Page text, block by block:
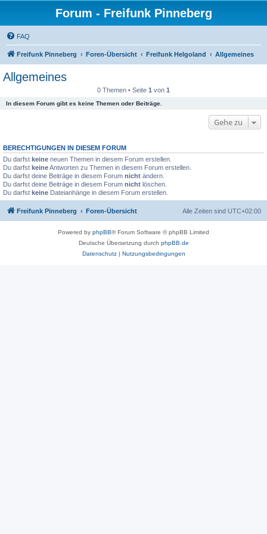
Forum - Freifunk Pinneberg
FAQ
Freifunk Pinneberg Foren-Übersicht Freifunk Helgoland Allgemeines
Allgemeines
0 Themen • Seite 1 von 1
In diesem Forum gibt es keine Themen oder Beiträge.
Gehe zu
BERECHTIGUNGEN IN DIESEM FORUM
Du darfst keine neuen Themen in diesem Forum erstellen.
Du darfst keineAntworten zu Themen in diesem Forum erstellen.
Du darfst deine Beiträge in diesem Forum nicht ändern.
Du darfst deine Beiträge in diesem Forum nicht löschen.
Du darfst keine Dateianhänge in diesem Forum erstellen.
Freifunk Pinneberg Foren-Übersicht Alle Zeiten sind UTC+02:00
Powered by phpBB® Forum Software © phpBB Limited
Deutsche Übersetzung durch phpBB.de
Datenschutz| Nutzungsbedingungen